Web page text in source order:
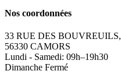
Nos coordonnées
33 RUE DES BOUVREUILS,
56330 CAMORS
Lundi - Samedi: 09h–19h30
Dimanche Fermé